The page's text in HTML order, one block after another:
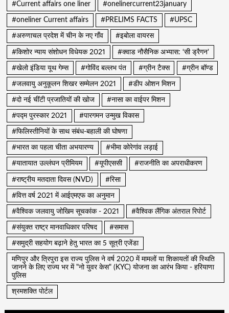
#Current affairs one liner #onelinercurrent23january
#oneliner Current affairs #PRELIMS FACTS #UPSC
#अरुणाचल प्रदेश में चीन के नए गाँव #इबोला वायरस
#किशोर न्याय संशोधन विधेयक 2021 #क्वाड नौसैनिक अभ्यास: ‘सी ड्रैगन’
#खेलो इंडिया यूथ गेम्स #गोविंद बल्लभ पंत #ग्रीन टैक्स #ग्रीन बॉण्ड
#जलवायु अनुकूलन शिखर सम्मेलन 2021 #डीप ओशन मिशन
#दो नई चींटी प्रजातियों की खोज #नासा का वाईपर मिशन
#पद्म पुरस्कार 2021 #पारगमन उन्मुख विकास
#फिलिस्तीनियों के साथ संबंध-बहाली की घोषणा
#भारत का पहला चीता अभयारण्य #भीमा कोरेगांव लड़ाई
#यातायात उल्लंघन प्रीमियम #यूपीएससी #राजनीति का अपराधीकरण
#राष्ट्रीय मतदाता दिवस (NVD) #रिसा
#वित्त वर्ष 2021 में आईएमएफ का अनुमान
#वैश्विक जलवायु जोखिम सूचकांक - 2021 #वैश्विक लैंगिक अंतराल रिपोर्ट
#संयुक्त राष्ट्र मानवाधिकार परिषद #समास
#समुद्री सहयोग बढ़ाने हेतु भारत का 5 सूत्री एजेंडा
मणिपुर और त्रिपुरा इस राज्य पुलिस ने वर्ष 2020 में मामलों या शिकायतों की स्थिति
जानने के लिए राज्य भर में "नो युवर केस" (KYC) योजना का आरंभ किया - हरियाणा
पुलिस
श्रमशक्ति पोर्टल